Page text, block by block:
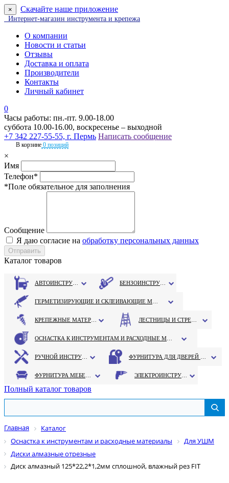
× Скачайте наше приложение
Интернет-магазин инструмента и крепежа
О компании
Новости и статьи
Отзывы
Доставка и оплата
Производители
Контакты
Личный кабинет
0
Часы работы: пн.-пт. 9.00-18.00
суббота 10.00-16.00, воскресенье – выходной
+7 342 227-55-55, г. Пермь Написать сообщение
В корзине 0 позиций
×
Имя
Телефон*
*Поле обязательное для заполнения
Сообщение
Я даю согласие на обработку персональных данных
Каталог товаров
Полный каталог товаров
Главная
Каталог
Оснастка к инструментам и расходные материалы
Для УШМ
Диски алмазные отрезные
Диск алмазный 125*22,2*1,2мм сплошной, влажный рез FIT